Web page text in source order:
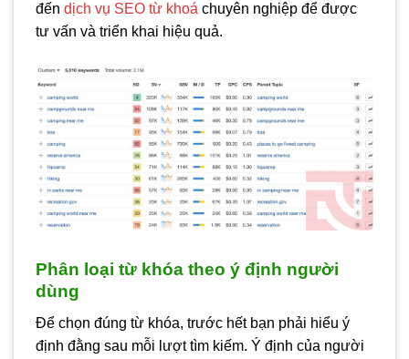
đến dịch vụ SEO từ khoá chuyên nghiệp để được
tư vấn và triển khai hiệu quả.
Phân loại từ khóa theo ý định người
dùng
Để chọn đúng từ khóa, trước hết bạn phải hiểu ý
định đằng sau mỗi lượt tìm kiếm. Ý định của người